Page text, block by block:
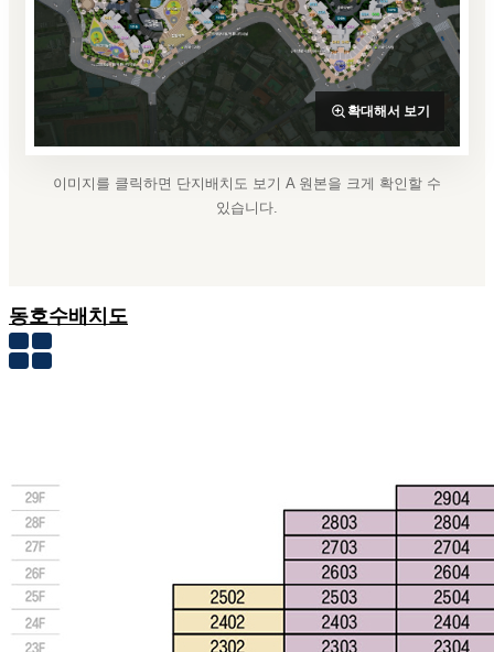
확대해서 보기
이미지를 클릭하면 단지배치도 보기 A 원본을 크게 확인할 수
있습니다.
동호수배치도